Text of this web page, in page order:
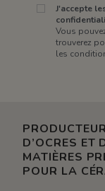
J'accepte
Vous
trouverez
les
D’OCRES ET
MATIÈRES
POUR LA